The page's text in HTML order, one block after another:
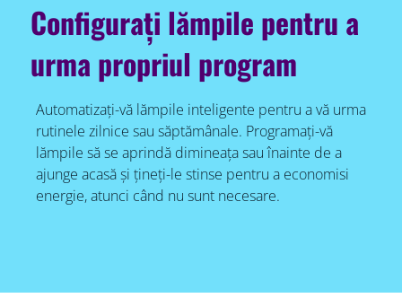
Configurați lămpile pentru a
urma propriul program
Automatizați-vă lămpile inteligente pentru a vă urma
rutinele zilnice sau săptămânale. Programați-vă
lămpile să se aprindă dimineața sau înainte de a
ajunge acasă și țineți-le stinse pentru a economisi
energie, atunci când nu sunt necesare.